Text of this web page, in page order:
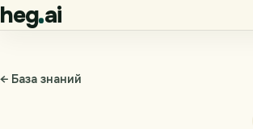
heg ai
← База знаний